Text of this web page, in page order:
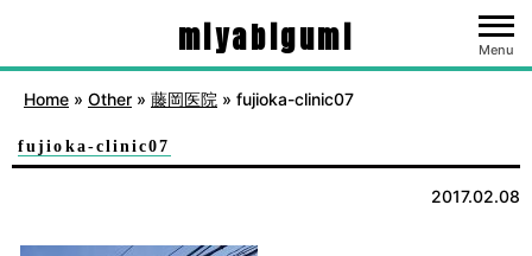
miyabigumi Menu
Home » Other » 藤岡医院 » fujioka-clinic07
fujioka-clinic07
2017.02.08